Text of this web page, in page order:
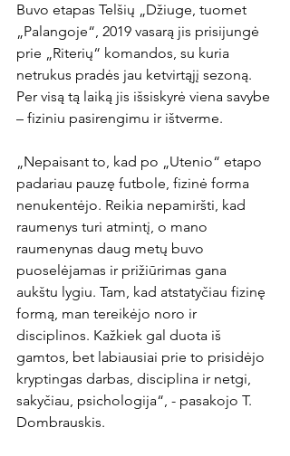
Buvo etapas Telšių „Džiuge, tuomet
„Palangoje“, 2019 vasarą jis prisijungė
prie „Riterių“ komandos, su kuria
netrukus pradės jau ketvirtąjį sezoną.
Per visą tą laiką jis išsiskyrė viena savybe
– fiziniu pasirengimu ir ištverme.
„Nepaisant to, kad po „Utenio“ etapo
padariau pauzę futbole, fizinė forma
nenukentėjo. Reikia nepamiršti, kad
raumenys turi atmintį, o mano
raumenynas daug metų buvo
puoselėjamas ir prižiūrimas gana
aukštu lygiu. Tam, kad atstatyčiau fizinę
formą, man tereikėjo noro ir
disciplinos. Kažkiek gal duota iš
gamtos, bet labiausiai prie to prisidėjo
kryptingas darbas, disciplina ir netgi,
sakyčiau, psichologija“, - pasakojo T.
Dombrauskis.